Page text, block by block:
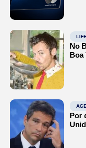
No
Boa
Por